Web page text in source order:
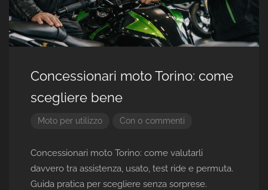
Concessionari moto Torino: come
scegliere bene
Moto per utilizzo Con 0 commenti
Concessionari moto Torino: come valutarli
davvero tra assistenza, usato, test ride e permuta.
Guida pratica per scegliere senza sorprese.